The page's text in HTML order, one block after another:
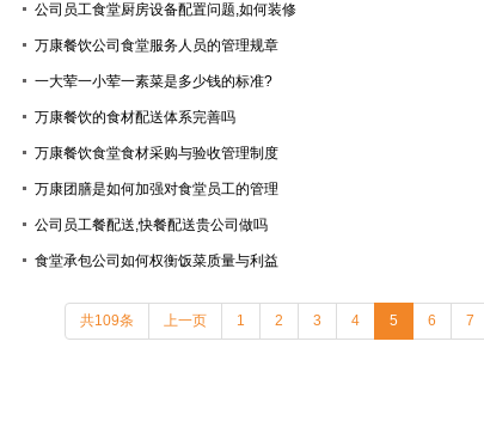
公司员工食堂厨房设备配置问题,如何装修
万康餐饮公司食堂服务人员的管理规章
一大荤一小荤一素菜是多少钱的标准?
万康餐饮的食材配送体系完善吗
万康餐饮食堂食材采购与验收管理制度
万康团膳是如何加强对食堂员工的管理
公司员工餐配送,快餐配送贵公司做吗
食堂承包公司如何权衡饭菜质量与利益
共109条 上一页 1 2 3 4 5 6 7